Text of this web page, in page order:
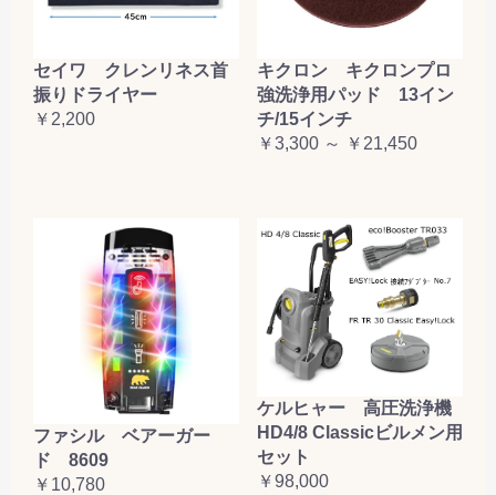
セイワ クレンリネス首
振りドライヤー
￥2,200
キクロン キクロンプロ
強洗浄用パッド 13イン
チ/15インチ
￥3,300 ～ ￥21,450
ファシル ベアーガー
ド 8609
￥10,780
ケルヒャー 高圧洗浄機
HD4/8 Classicビルメン用
セット
￥98,000